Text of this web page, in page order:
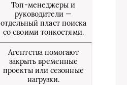
Топ-менеджеры и
руководители —
отдельный пласт поиска
со своими тонкостями.
Агентства помогают
закрыть временные
проекты или сезонные
нагрузки.